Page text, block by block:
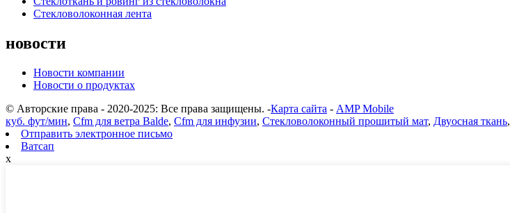
Стекловолоконная лента
новости
Новости компании
Новости о продуктах
© Авторские права - 2020-2025: Все права защищены. -Карта сайта - AMP Mobile
куб. фут/мин, Cfm для ветра Balde, Cfm для инфузии, Стекловолоконный прошитый мат, Двуосная ткань,
Отправить электронное письмо
Ватсап
x